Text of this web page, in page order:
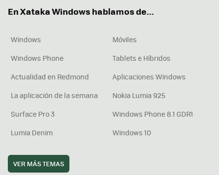
En Xataka Windows hablamos de...
Windows
Móviles
Windows Phone
Tablets e Híbridos
Actualidad en Redmond
Aplicaciones Windows
La aplicación de la semana
Nokia Lumia 925
Surface Pro 3
Windows Phone 8.1 GDR1
Lumia Denim
Windows 10
VER MÁS TEMAS